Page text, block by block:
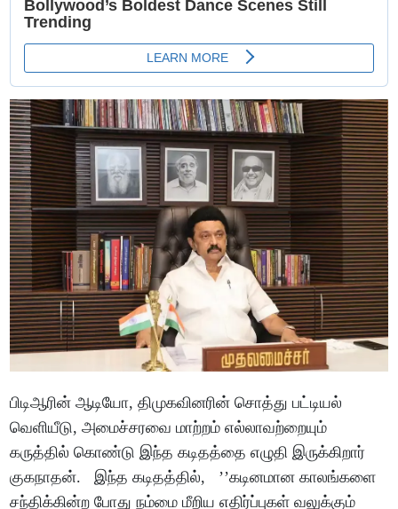
பிடிஆரின் ஆடியோ, திமுகவினரின் சொத்து பட்டியல்
வெளியீடு, அமைச்சரவை மாற்றம் எல்லாவற்றையும்
கருத்தில் கொண்டு இந்த கடிதத்தை எழுதி இருக்கிறார்
குகநாதன். இந்த கடிதத்தில், ’’கடினமான காலங்களை
சந்திக்கின்ற போது நம்மை மீறிய எதிர்ப்புகள் வலுக்கும்